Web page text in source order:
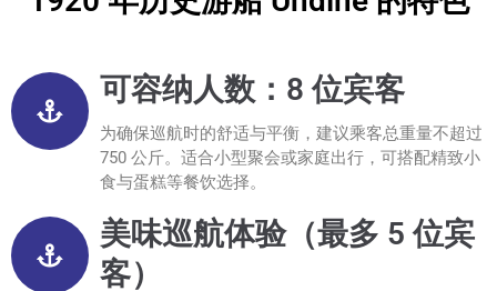
可容纳人数：8 位宾客
为确保巡航时的舒适与平衡，建议乘客总重量不超过
750 公斤。适合小型聚会或家庭出行，可搭配精致小
食与蛋糕等餐饮选择。
美味巡航体验（最多 5 位宾
客）